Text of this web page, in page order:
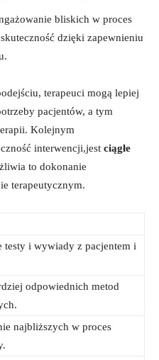
bliskich w proces
dzięki zapewnieniu
terapeuci mogą lepiej
pacjentów, a tym
Kolejnym
interwencji,jest ciągłe
to dokonanie
terapeutycznym.
testy i wywiady z pacjentem i
odpowiednich metod
najbliższych w proces